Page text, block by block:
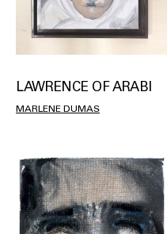
LAWRENCE OF ARABI
MARLENE DUMAS